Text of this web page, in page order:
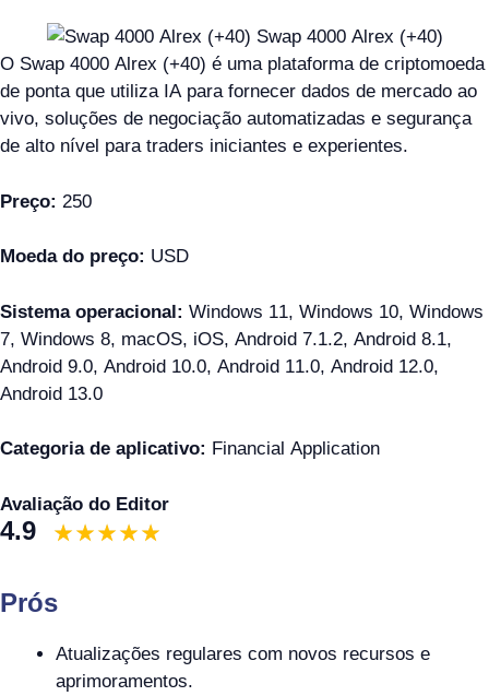
O Swap 4000 Alrex (+40) é uma plataforma de criptomoeda
de ponta que utiliza IA para fornecer dados de mercado ao
vivo, soluções de negociação automatizadas e segurança
de alto nível para traders iniciantes e experientes.
Preço: 250
Moeda do preço: USD
Sistema operacional: Windows 11, Windows 10, Windows
7, Windows 8, macOS, iOS, Android 7.1.2, Android 8.1,
Android 9.0, Android 10.0, Android 11.0, Android 12.0,
Android 13.0
Categoria de aplicativo: Financial Application
Avaliação do Editor
4.9
Prós
Atualizações regulares com novos recursos e
aprimoramentos.